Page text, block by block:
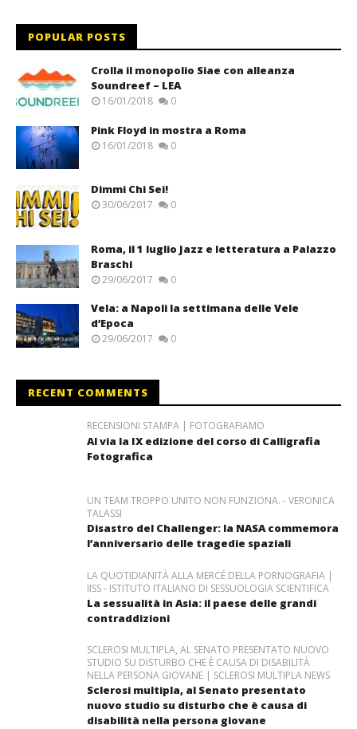
POPULAR POSTS
Crolla il monopolio Siae con alleanza
Soundreef – LEA
16/01/2018 0
Pink Floyd in mostra a Roma
16/01/2018 0
Dimmi Chi Sei!
30/06/2017 0
Roma, il 1 luglio Jazz e letteratura a Palazzo
Braschi
29/06/2017 0
Vela: a Napoli la settimana delle Vele
d’Epoca
29/06/2017 0
RECENT COMMENTS
RECENSIONI STAMPA | FOTOGRAFIAMO
Al via la IX edizione del corso di Calligrafia
Fotografica
UN TEAM TROPPO UNITO NON FUNZIONA. - VERONICA
TALASSI
Disastro del Challenger: la NASA commemora
l’anniversario delle tragedie spaziali
LA QUOTIDIANITÀ ALLA MERCÉ DELLA PORNOGRAFIA |
IISS - ISTITUTO ITALIANO DI SESSUOLOGIA SCIENTIFICA
La sessualità in Asia: il paese delle grandi
contraddizioni
SCLEROSI MULTIPLA, AL SENATO PRESENTATO NUOVO
STUDIO SU DISTURBO CHE È CAUSA DI DISABILITÀ
NELLA PERSONA GIOVANE | SCLEROSI MULTIPLA NEWS
Sclerosi multipla, al Senato presentato
nuovo studio su disturbo che è causa di
disabilità nella persona giovane